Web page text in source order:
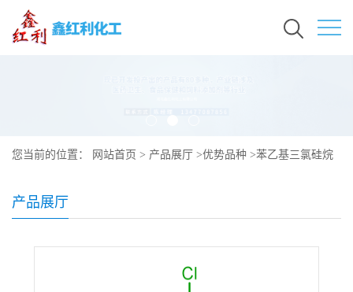
您当前的位置： 网站首页 > 产品展厅 >优势品种 >苯乙基三氯硅烷
产品展厅